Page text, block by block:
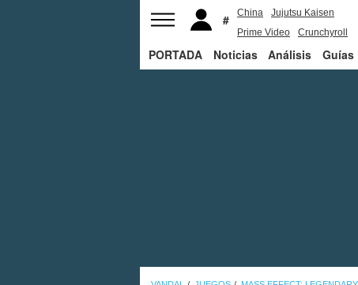
China
Jujutsu Kaisen
Prime Video
Crunchyroll
PORTADA Noticias Análisis Guías